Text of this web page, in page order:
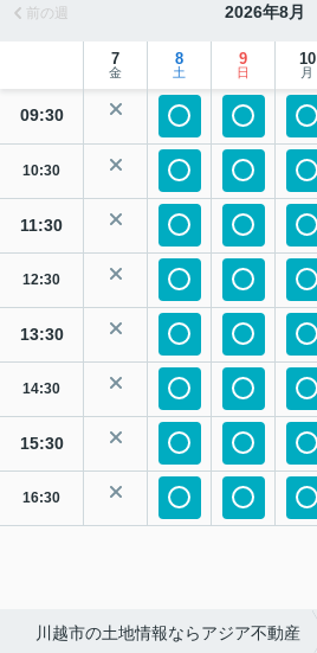
前の週 2026年8月
7
金
8
土
9
日
10
月
09:30
10:30
11:30
12:30
13:30
14:30
15:30
16:30
川越市の土地情報ならアジア不動産